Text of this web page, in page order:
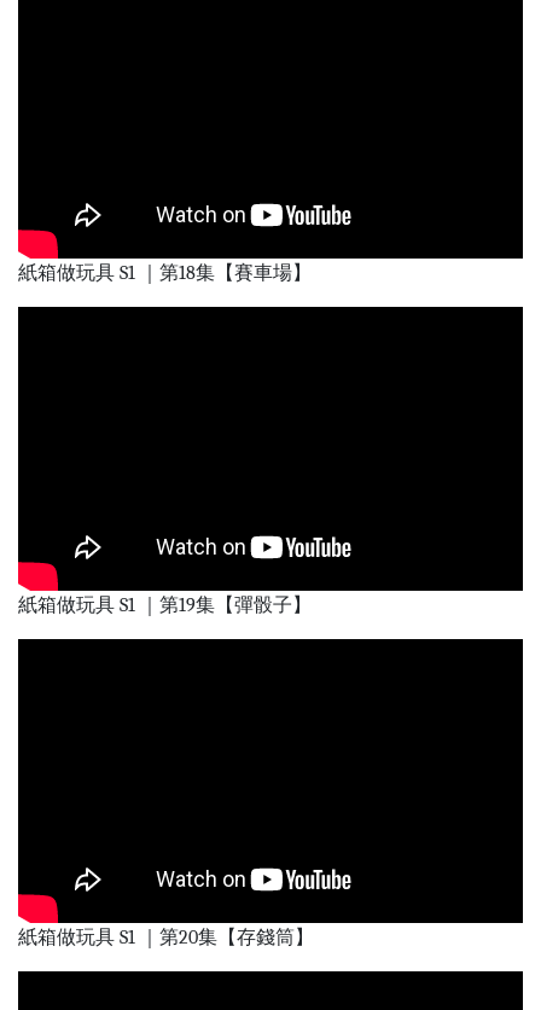
紙箱做玩具 S1 ｜第18集【賽車場】
紙箱做玩具 S1 ｜第19集【彈骰子】
紙箱做玩具 S1 ｜第20集【存錢筒】